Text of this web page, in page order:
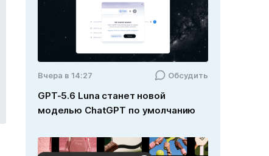
Вчера в 14:27 Обсудить
GPT-5.6 Luna станет новой
моделью ChatGPT по умолчанию